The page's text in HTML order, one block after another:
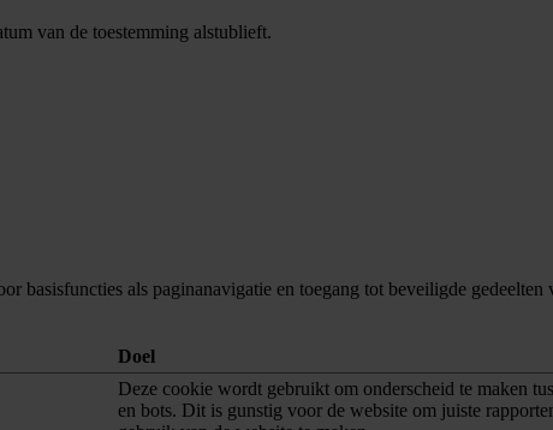
van de toestemming alstublieft.
basisfuncties als paginanavigatie en toegang tot beveiligde
Doel
Deze cookie wordt gebruikt om onderscheid te maken
en bots. Dit is gunstig voor de website om juiste